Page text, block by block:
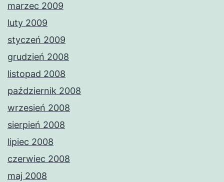
marzec 2009
luty 2009
styczeń 2009
grudzień 2008
listopad 2008
październik 2008
wrzesień 2008
sierpień 2008
lipiec 2008
czerwiec 2008
maj 2008